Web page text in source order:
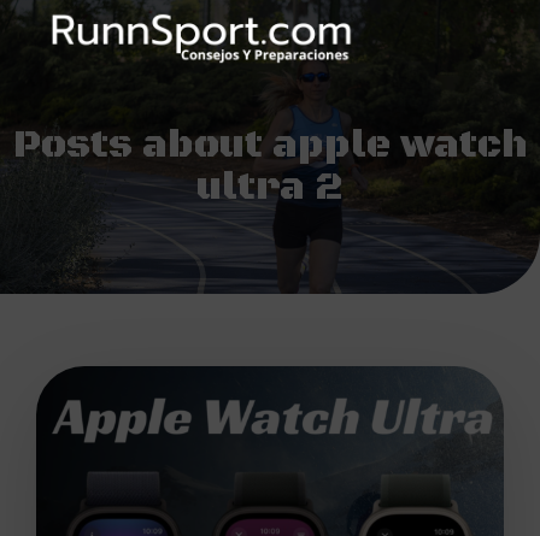
Posts about apple watch
ultra 2